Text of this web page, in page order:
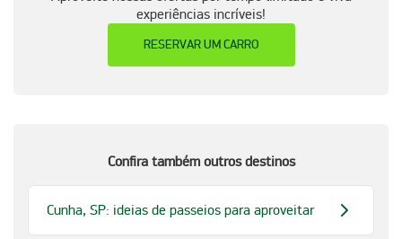
experiências incríveis!
RESERVAR UM CARRO
Confira também outros destinos
Cunha, SP: ideias de passeios para aproveitar